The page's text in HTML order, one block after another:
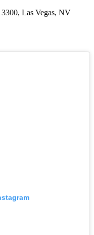
Las Vegas, NV